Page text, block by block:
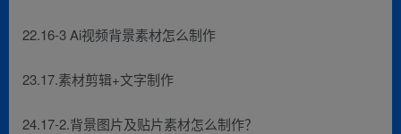
22.16-3 Ai视频背景素材怎么制作
23.17.素材剪辑+文字制作
24.17-2.背景图片及贴片素材怎么制作？